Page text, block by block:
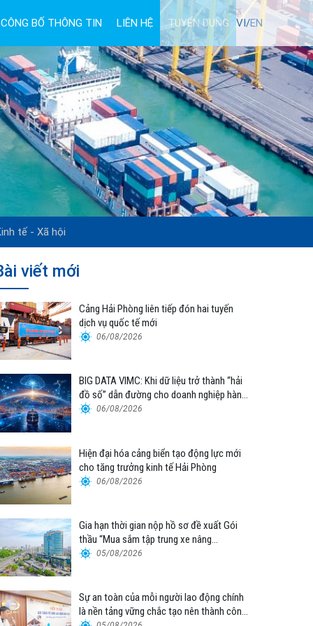
CÔNG BỐ THÔNG TIN LIÊN HỆ TUYỂN DỤNG VI/EN
tế - Xã hội
viết mới
Cảng Hải Phòng liên tiếp đón hai tuyến
dịch vụ quốc tế mới
06/08/2026
BIG DATA VIMC: Khi dữ liệu trở thành “hải
đồ số” dẫn đường cho doanh nghiệp hàng
hải 06/08/2026
Hiện đại hóa cảng biển tạo động lực mới
cho tăng trưởng kinh tế Hải Phòng
06/08/2026
Gia hạn thời gian nộp hồ sơ đề xuất Gói
thầu “Mua sắm tập trung xe nâng
container thuộc Tổng công ty Hàng hải
05/08/2026
Sự an toàn của mỗi người lao động chính
là nền tảng vững chắc tạo nên thành công